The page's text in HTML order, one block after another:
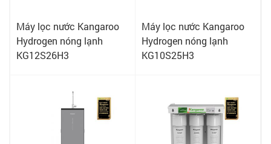
Máy lọc nước Kangaroo
Hydrogen nóng lạnh
KG12S26H3
Máy lọc nước Kangaroo
Hydrogen nóng lạnh
KG10S25H3